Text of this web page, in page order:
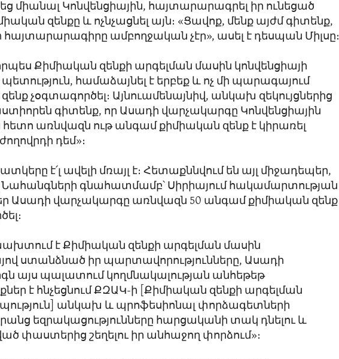
միանալ Կոնվենցիային, հայտարարագրել իր ունեցած
զենքը և ոչնչացնել այն։ «Ցավոք, մենք այժմ գիտենք,
հայտարարագիրը ամբողջական չէր», ասել է դեսպան Միլսը։
Քիմիական զենքի արգելման մասին կոնվենցիայի
համաձայնել է երբեք և ոչ մի պարագայում
չօգտագործել։ Այնուամենայնիվ, անկախ զեկույցներից
գիտենք, որ Ասադի վարչակարգը Կոնվենցիային
հետո առնվազն ութ անգամ քիմիական զենք է կիրառել
դեմ»։
է՛լ ավելի մռայլ է։ Հետաքննվում են այլ միջադեպեր,
Նահանգների գնահատմամբ՝ Սիրիայում հակամարտության
Ասադի վարչակարգը առնվազն 50 անգամ քիմիական զենք
է Քիմիական զենքի արգելման մասին
ստանձնած իր պարտավորությունները, Ասադի
այս պալատում կողմնակալության անհեթեթ
է հնչեցնում ՔԶԱԿ-ի [Քիմիական զենքի արգելման
անկախ և պրոֆեսիոնալ փորձագետների
եզրակացությունները հարցականի տակ դնելու և
փաստերից շեղելու իր անհաջող փորձում»։